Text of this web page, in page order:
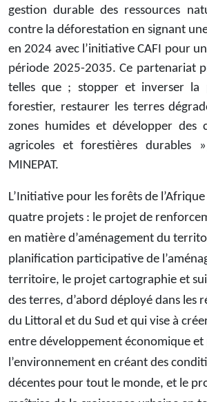
gestion durable des ressources
contre la déforestation en signant
en 2024 avec l’initiative CAFI pour
période 2025-2035. Ce partenariat
telles que ; stopper et inverser la
forestier, restaurer les terres
zones humides et développer des
agricoles et forestières durables
MINEPAT.
L’Initiative pour les forêts de
quatre projets : le projet de
en matière d’aménagement du
planification participative de
territoire, le projet cartographie et
des terres, d’abord déployé dans les
du Littoral et du Sud et qui vise à
entre développement économique
l’environnement en créant des
décentes pour tout le monde, et le